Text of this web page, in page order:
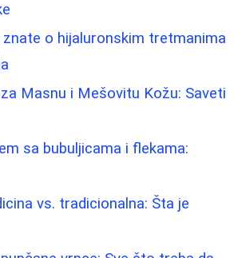
o hijaluronskim tretmanima
Masnu i Mešovitu Kožu: Saveti
sa bubuljicama i flekama:
vs. tradicionalna: Šta je